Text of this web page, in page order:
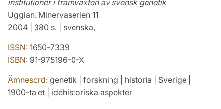
institutioner i framväxten av svensk genetik
Ugglan. Minervaserien 11
2004 | 380 s. | svenska,
ISSN: 1650-7339
ISBN: 91-975196-0-X
Ämnesord: genetik | forskning | historia | Sverige |
1900-talet | idéhistoriska aspekter